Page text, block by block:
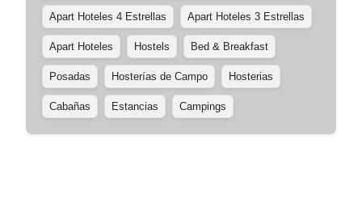
Apart Hoteles 4 Estrellas Apart Hoteles 3 Estrellas
Apart Hoteles Hostels Bed & Breakfast
Posadas Hosterías de Campo Hosterias
Cabañas Estancias Campings